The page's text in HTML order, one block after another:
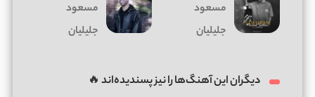
مسعود
جلیلیان
مسعود
جلیلیان
دیگران این آهنگ‌ها را نیز پسندیده‌اند 🔥